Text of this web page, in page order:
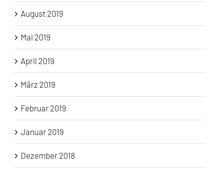
August 2019
Mai 2019
April 2019
März 2019
Februar 2019
Januar 2019
Dezember 2018